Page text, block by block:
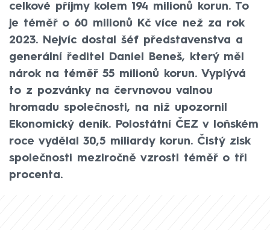
celkové příjmy kolem 194 milionů korun. To
je téměř o 60 milionů Kč více než za rok
2023. Nejvíc dostal šéf představenstva a
generální ředitel Daniel Beneš, který měl
nárok na téměř 55 milionů korun. Vyplývá
to z pozvánky na červnovou valnou
hromadu společnosti, na niž upozornil
Ekonomický deník. Polostátní ČEZ v loňském
roce vydělal 30,5 miliardy korun. Čistý zisk
společnosti meziročně vzrostl téměř o tři
procenta.